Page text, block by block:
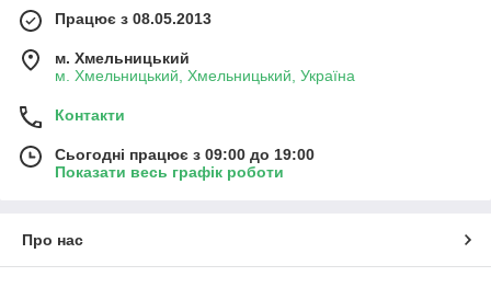
Працює з 08.05.2013
м. Хмельницький
м. Хмельницький, Хмельницький, Україна
Контакти
Сьогодні працює з 09:00 до 19:00
Показати весь графік роботи
Про нас